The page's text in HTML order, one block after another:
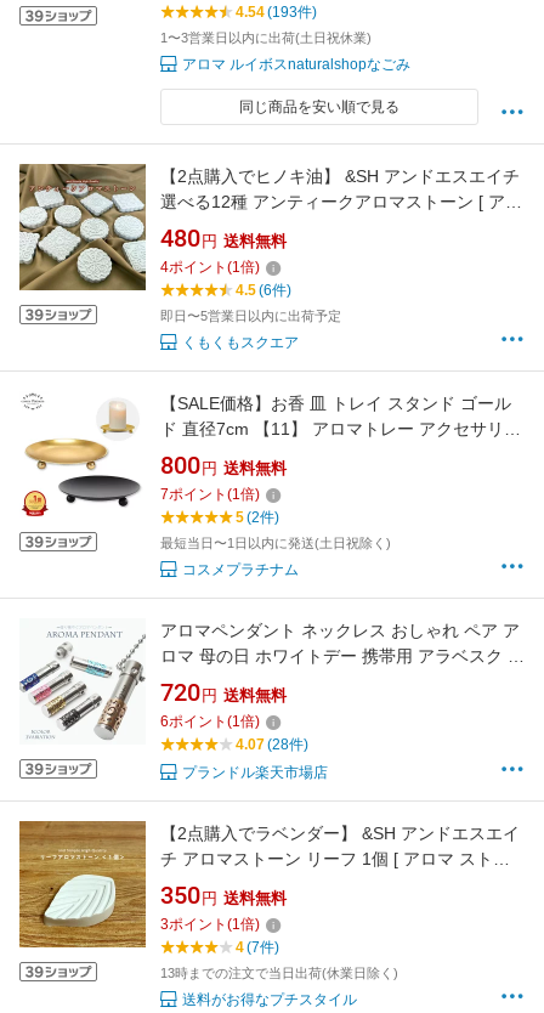
4.54(193件)
1〜3営業日以内に出荷(土日祝休業)
アロマ ルイボスnaturalshopなごみ
同じ商品を安い順で見る
【2点購入でヒノキ油】 &SH アンドエスエイチ
選べる12種 アンティークアロマストーン [ アロ
マ ストーン アロマオイル エッセンシャルオイ
ル プレート アロマディフューザー ディフュー
ザー フレグランスオイル ]【 定形外 送料無料
】tg_smc +lt5+
480 円 送料無料
4ポイント (1倍)
4.5(6件)
即日〜5営業日以内に出荷予定
くもくもスクエア
【SALE価格】お香 皿 トレイ スタンド ゴール
ド 直径7cm 【11】 アロマトレー アクセサリー
トレー 耐熱 立て トレイ おしゃれ アンティーク
高さ1.5cm 小型 小さい お香立て 紙のお香 キャ
ンドル パピエダルメニイ インテリア ゆうパケ
ット 送料無料
800 円 送料無料
7ポイント (1倍)
5(2件)
最短当日〜1日以内に発送(土日祝除く)
コスメプラチナム
アロマペンダント ネックレス おしゃれ ペア ア
ロマ 母の日 ホワイトデー 携帯用 アラベスク ユ
ニセックス PR-AROMA【メール便 送料無料】
720 円 送料無料
6ポイント (1倍)
4.07(28件)
プランドル楽天市場店
【2点購入でラベンダー】 &SH アンドエスエイ
チ アロマストーン リーフ 1個 [ アロマ ストー
ン アロマオイル アロマプレート ディフューザ
ー エッセンシャルオイル アロマディフューザ
ー ]【 定形外 送料無料 】+lt5+
350 円 送料無料
3ポイント (1倍)
4(7件)
13時までの注文で当日出荷(休業日除く)
送料がお得なプチスタイル